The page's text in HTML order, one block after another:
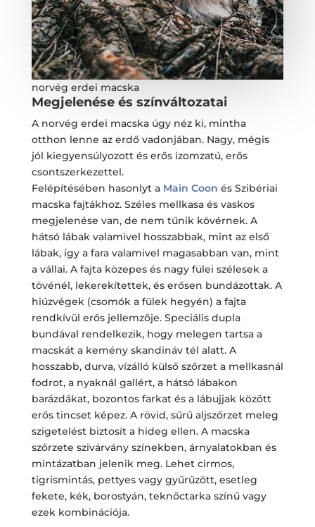
norvég erdei macska
Megjelenése és színváltozatai
A norvég erdei macska úgy néz ki, mintha
otthon lenne az erdő vadonjában. Nagy, mégis
jól kiegyensúlyozott és erős izomzatú, erős
csontszerkezettel.
Felépítésében hasonlyt a Main Coon és Szibériai
macska fajtákhoz. Széles mellkasa és vaskos
megjelenése van, de nem tűnik kövérnek. A
hátsó lábak valamivel hosszabbak, mint az első
lábak, így a fara valamivel magasabban van, mint
a vállai. A fajta közepes és nagy fülei szélesek a
tövénél, lekerekítettek, és erősen bundázottak. A
hiúzvégek (csomók a fülek hegyén) a fajta
rendkívül erős jellemzője. Speciális dupla
bundával rendelkezik, hogy melegen tartsa a
macskát a kemény skandináv tél alatt. A
hosszabb, durva, vízálló külső szőrzet a mellkasnál
fodrot, a nyaknál gallért, a hátsó lábakon
barázdákat, bozontos farkat és a lábujjak között
erős tincset képez. A rövid, sűrű aljszőrzet meleg
szigetelést biztosít a hideg ellen. A macska
szőrzete szivárvány színekben, árnyalatokban és
mintázatban jelenik meg. Lehet cirmos,
tigrismintás, pettyes vagy gyűrűzött, esetleg
fekete, kék, borostyán, teknőctarka színű vagy
ezek kombinációja.